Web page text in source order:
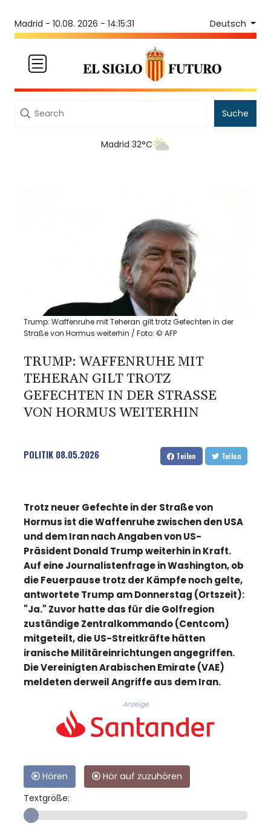
Madrid - 10.08. 2026 - 14:15:31 Deutsch
Suche
Madrid 32°C
Trump: Waffenruhe mit Teheran gilt trotz Gefechten in der
Straße von Hormus weiterhin / Foto: © AFP
TRUMP: WAFFENRUHE MIT
TEHERAN GILT TROTZ
GEFECHTEN IN DER STRASSE V
ON HORMUS WEITERHIN
POLITIK 08.05.2026 Teilen Teilen
Trotz neuer Gefechte in der Straße von
Hormus ist die Waffenruhe zwischen den USA
und dem Iran nach Angaben von US-
Präsident Donald Trump weiterhin in Kraft.
Auf eine Journalistenfrage in Washington, ob
die Feuerpause trotz der Kämpfe noch gelte,
antwortete Trump am Donnerstag (Ortszeit):
"Ja." Zuvor hatte das für die Golfregion
zuständige Zentralkommando (Centcom)
mitgeteilt, die US-Streitkräfte hätten
iranische Militäreinrichtungen angegriffen.
Die Vereinigten Arabischen Emirate (VAE)
meldeten derweil Angriffe aus dem Iran.
Anzeige
Hören
Hör auf zuzuhören
Textgröße: